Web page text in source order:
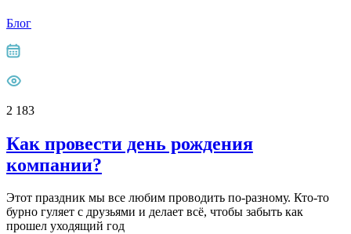
Блог
2 183
Как провести день рождения
компании?
Этот праздник мы все любим проводить по-разному. Кто-то
бурно гуляет с друзьями и делает всё, чтобы забыть как
прошел уходящий год